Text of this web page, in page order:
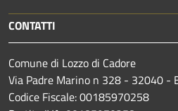
CONTATTI
Comune di Lozzo di Cadore
Via Padre Marino n 328 - 32040 -
Codice Fiscale: 00185970258